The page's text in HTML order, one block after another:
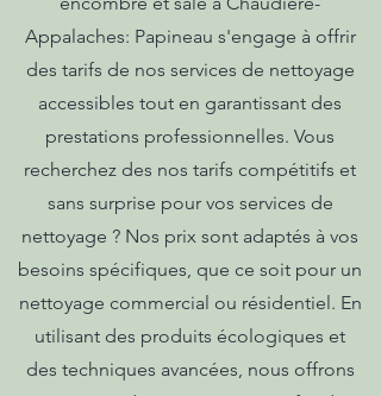
Appalaches: Papineau s'engage à offrir
des tarifs de nos services de nettoyage
accessibles tout en garantissant des
prestations professionnelles. Vous
recherchez des nos tarifs compétitifs et
sans surprise pour vos services de
nettoyage ? Nos prix sont adaptés à vos
besoins spécifiques, que ce soit pour un
nettoyage commercial ou résidentiel. En
utilisant des produits écologiques et
des techniques avancées, nous offrons